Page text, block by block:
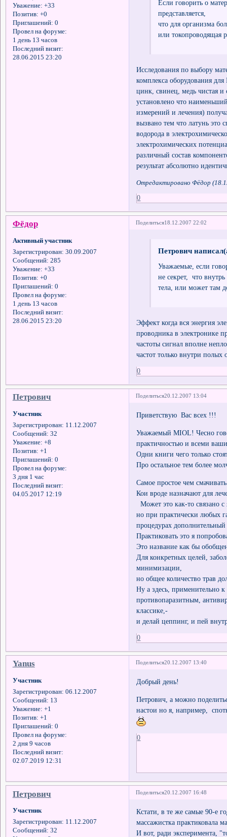
Уважение: +33
Позитив: +0
Приглашений: 0
Провел на форуме:
1 день 13 часов
Последний визит:
28.06.2015 23:20
Если говорить о
представляется,
что для организма
или токопроводящая
Исследования по выбору
комплекса оборудования
цинк, свинец, медь чистая
установлено что
измерений и лечения)
вызвано тем что латунь это
водорода в
электрохимических
различный состав
результат абсолютно
Отредактировано Фёдор
0
Поделиться18.12.2007 22:02
Фёдор
Активный участник
Зарегистрирован: 30.09.2007
Сообщений: 285
Уважение: +33
Позитив: +0
Приглашений: 0
Провел на форуме:
1 день 13 часов
Последний визит:
28.06.2015 23:20
Петрович
Уважаемые, если
не секрет, что внутрь
тела, или может там
Эффект когда вся энергия
проводника в электронике
частоты сигнал вполне
частот только внутри полых
0
Поделиться20.12.2007 13:04
Петрович
Участник
Зарегистрирован: 11.12.2007
Сообщений: 32
Уважение: +8
Позитив: +1
Приглашений: 0
Провел на форуме:
3 дня 1 час
Последний визит:
04.05.2017 12:19
Приветствую Вас всех !!!
Уважаемый MIOL! Чесно
практичностью и всеми
Одни книги чего только
Про остальное тем более
Самое простое чем
Кои вроде назначают для
Может это как-то связано
но при практически любых
процедурах
Практиковать это я
Это название как бы
Для конкретных целей,
минимизации,
но общее количество трав
Ну а здесь, применительно
противопаразитным,
классике,-
и делай цеппинг, и пей
0
Поделиться20.12.2007 13:40
Yanus
Участник
Зарегистрирован: 06.12.2007
Сообщений: 13
Уважение: +1
Позитив: +1
Приглашений: 0
Провел на форуме:
2 дня 9 часов
Последний визит:
02.07.2019 12:31
Добрый день!
Петрович, а можно
настои но я, например,
0
Поделиться20.12.2007 16:48
Петрович
Участник
Зарегистрирован: 11.12.2007
Сообщений: 32
Кстати, в те же самые 90-е
массажистка практиковала
И вот, ради эксперимента,